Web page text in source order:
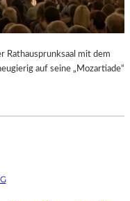
Rathausprunksaal mit dem
auf seine „Mozartiade“